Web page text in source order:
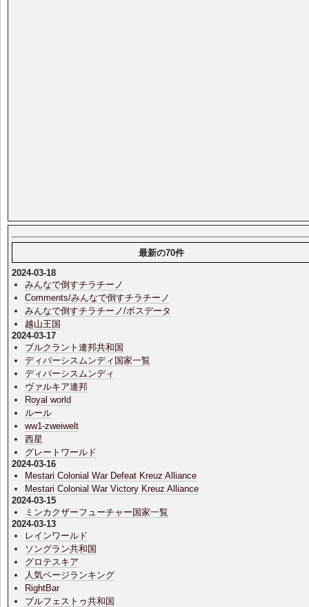
最新の70件
2024-03-18
みんなで倒すチラチーノ
Comments/みんなで倒すチラチーノ
みんなで倒すチラチーノ/ボスデータ
越山王国
2024-03-17
ブルクラント連邦共和国
ディバーシスムンディ国家一覧
ディバーシスムンディ
ヴァルキア連邦
Royal world
ルール
ww1-zweiwelt
西星
グレートワールド
2024-03-16
Mestari Colonial War Defeat Kreuz Alliance
Mestari Colonial War Victory Kreuz Alliance
2024-03-15
ミンカクザーフューチャー国家一覧
2024-03-13
レインワールド
ソングラン共和国
グロテスキア
人気ページランキング
RightBar
ブルフェストゥ共和国